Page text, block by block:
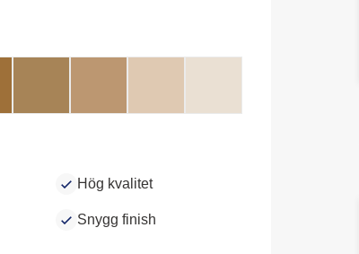
Hög kvalitet
Snygg finish